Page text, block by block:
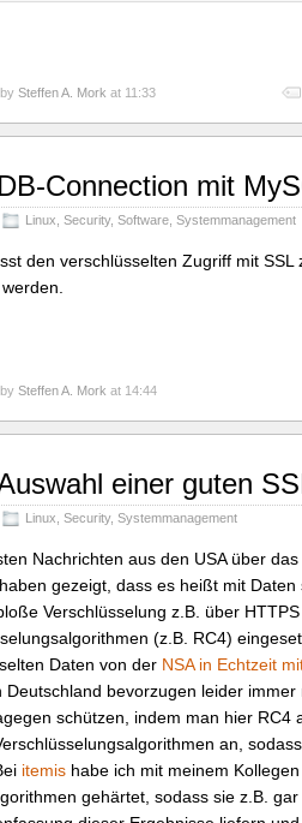
Steffen A. Mork at 11:33
DB-Connection mit
Linux Security, Software Systemmanagement
den verschlüsselten Zugriff mit
Steffen A. Mork at 14:44
einer guten
Linux Security, Systemmanagement
Nachrichten aus den USA über
gezeigt, dass es heißt mit
Verschlüsselung z.B. über
(z.B. RC4)
Daten von der NSA in Echtzeit
Deutschland bevorzugen leider
schützen, indem man hier RC4
an,
itemis habe ich mit meinem Kollegen
gehärtet, sodass sie z.B.